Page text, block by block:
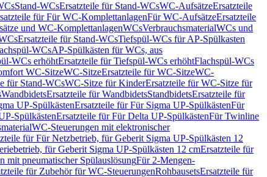
Stand-WCsErsatzteile für Stand-WCsWC-AufsätzeErsatzteile
für Für WC-KomplettanlagenFür WC-AufsätzeErsatzteile
und WC-KomplettanlagenWCsVerbrauchsmaterialWCs und
Ersatzteile für Stand-WCsTiefspül-WCs für AP-Spülkasten
WCsAP-Spülkästen für WCs, aus
WCs erhöhtErsatzteile für Tiefspül-WCs erhöhtFlachspül-WCs
WC-SitzeWC-SitzeErsatzteile für WC-SitzeWC-
für Stand-WCsWC-Sitze für KinderErsatzteile für WC-Sitze für
WandbidetsErsatzteile für WandbidetsStandbidetsErsatzteile für
UP-SpülkästenErsatzteile für Für Sigma UP-SpülkästenFür
SpülkästenErsatzteile für Für Delta UP-SpülkästenFür Twinline
WC-Steuerungen mit elektronischer
für Für Netzbetrieb, für Geberit Sigma UP-Spülkästen 12
für Geberit Sigma UP-Spülkästen 12 cmErsatzteile für
mit pneumatischer SpülauslösungFür 2-Mengen-
für Zubehör für WC-SteuerungenRohbausetsErsatzteile für